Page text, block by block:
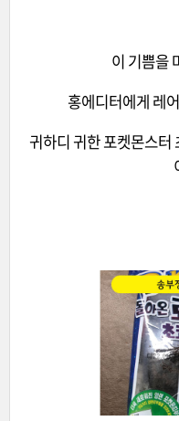
이 기쁨을
홍에디터에게 레
귀하디 귀한 포켓몬스터